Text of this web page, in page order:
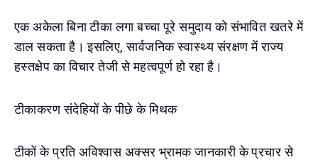
एक अकेला बिना टीका लगा बच्चा पूरे समुदाय को संभावित खतरे में
डाल सकता है। इसलिए, सार्वजनिक स्वास्थ्य संरक्षण में राज्य
हस्तक्षेप का विचार तेजी से महत्वपूर्ण हो रहा है।
टीकाकरण संदेहियों के पीछे के मिथक
टीकों के प्रति अविश्वास अक्सर भ्रामक जानकारी के प्रचार से